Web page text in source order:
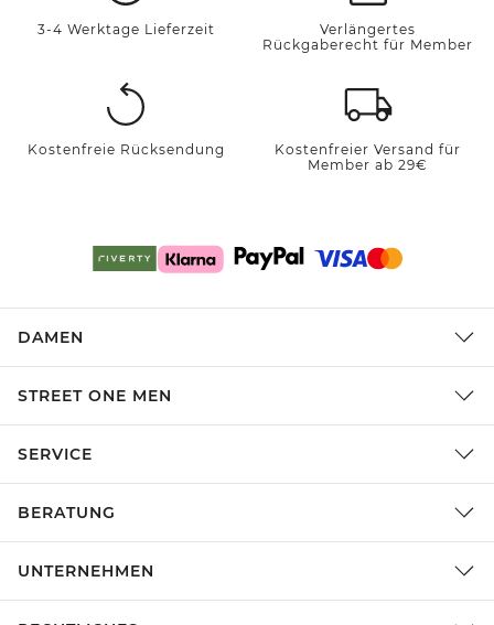
3-4 Werktage Lieferzeit
Verlängertes
Rückgaberecht für Member
Kostenfreie Rücksendung
Kostenfreier Versand für
Member ab 29€
DAMEN
STREET ONE MEN
SERVICE
BERATUNG
UNTERNEHMEN